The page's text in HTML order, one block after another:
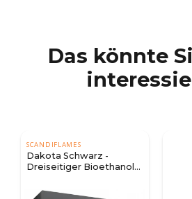
Das könnte
SCANDIFLAMES
Dakota Schwarz -
Dreiseitiger Bioethanol-